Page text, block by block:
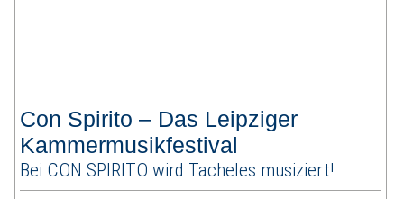
Con Spirito – Das Leipziger
Kammermusikfestival
Bei CON SPIRITO wird Tacheles musiziert!